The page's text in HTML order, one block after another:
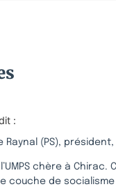
:
Raynal (PS),
l’UMPS chère à
couche de socialisme